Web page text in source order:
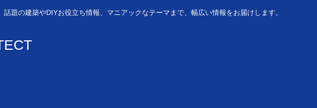
題の建築やDIYお役立ち情報、マニアックなテーマまで、幅広い情報をお届けします。